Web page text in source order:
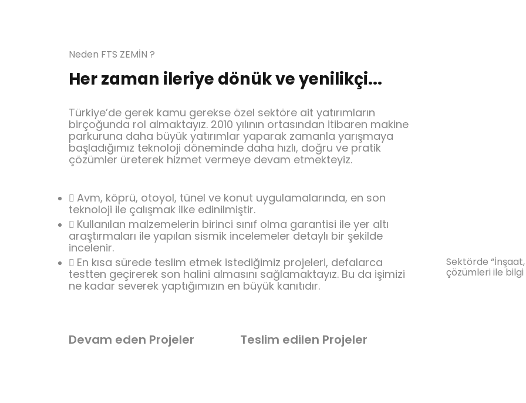
Neden FTS ZEMİN ?
Her zaman ileriye dönük ve yenilikçi...
Türkiye’de gerek kamu gerekse özel sektöre ait yatırımların
birçoğunda rol almaktayız. 2010 yılının ortasından itibaren makine
parkuruna daha büyük yatırımlar yaparak zamanla yarışmaya
başladığımız teknoloji döneminde daha hızlı, doğru ve pratik
çözümler üreterek hizmet vermeye devam etmekteyiz.
Avm, köprü, otoyol, tünel ve konut uygulamalarında, en son
teknoloji ile çalışmak ilke edinilmiştir.
Kullanılan malzemelerin birinci sınıf olma garantisi ile yer altı
araştırmaları ile yapılan sismik incelemeler detaylı bir şekilde
incelenir.
En kısa sürede teslim etmek istediğimiz projeleri, defalarca
testten geçirerek son halini almasını sağlamaktayız. Bu da işimizi
ne kadar severek yaptığımızın en büyük kanıtıdır.
Devam eden Projeler Teslim edilen Projeler
Sektörde
çözümleri ile